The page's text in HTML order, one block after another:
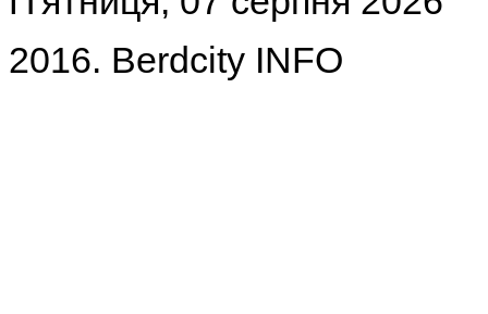
2016. Berdcity INFO